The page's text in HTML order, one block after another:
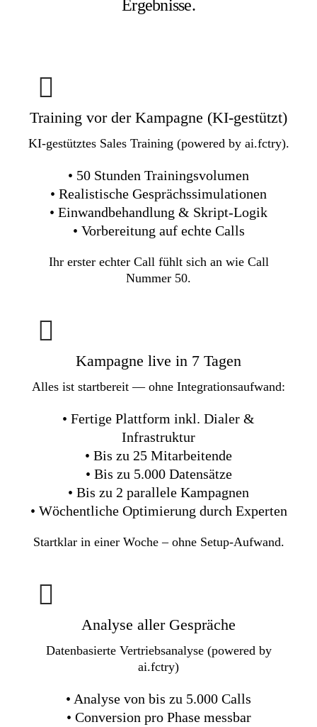
Ergebnisse.
Training vor der Kampagne (KI-gestützt)
KI-gestütztes Sales Training (powered by ai.fctry).
• 50 Stunden Trainingsvolumen
• Realistische Gesprächssimulationen
• Einwandbehandlung & Skript-Logik
• Vorbereitung auf echte Calls
Ihr erster echter Call fühlt sich an wie Call
Nummer 50.
Kampagne live in 7 Tagen
Alles ist startbereit — ohne Integrationsaufwand:
• Fertige Plattform inkl. Dialer &
Infrastruktur
• Bis zu 25 Mitarbeitende
• Bis zu 5.000 Datensätze
• Bis zu 2 parallele Kampagnen
• Wöchentliche Optimierung durch Experten
Startklar in einer Woche – ohne Setup-Aufwand.
Analyse aller Gespräche
Datenbasierte Vertriebsanalyse (powered by
ai.fctry)
• Analyse von bis zu 5.000 Calls
• Conversion pro Phase messbar